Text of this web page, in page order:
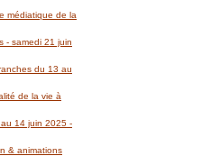
médiatique de la
- samedi 21 juin
du 13 au
de la vie à
14 juin 2025 -
& animations